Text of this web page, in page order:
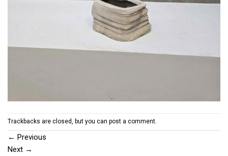
Trackbacks are closed, but you can post a comment
← Previous
Next →